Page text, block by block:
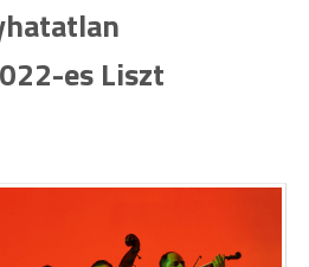
es Liszt